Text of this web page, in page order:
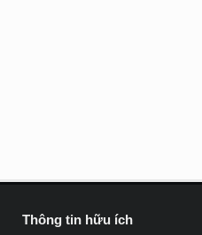
Thông tin hữu ích